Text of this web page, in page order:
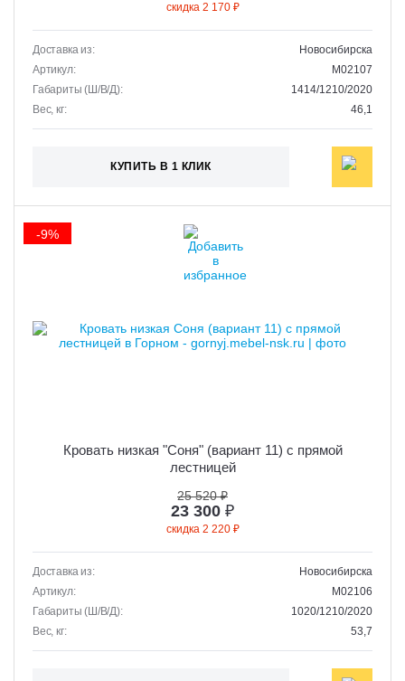
скидка 2 170 ₽
Доставка из:
Новосибирска
Артикул:
M02107
Габариты (Ш/В/Д):
1414/1210/2020
Вес, кг:
46,1
КУПИТЬ В 1 КЛИК
Кровать низкая "Соня" (вариант 11) с прямой
лестницей
25 520 ₽
23 300 ₽
скидка 2 220 ₽
Доставка из:
Новосибирска
Артикул:
M02106
Габариты (Ш/В/Д):
1020/1210/2020
Вес, кг:
53,7
-9%